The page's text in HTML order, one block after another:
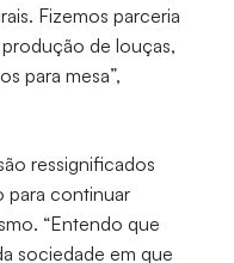
Fizemos parceria
de louças,
para mesa”,
ressignificados
para continuar
“Entendo que
sociedade em que